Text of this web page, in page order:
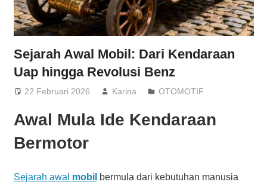
Sejarah Awal Mobil: Dari Kendaraan
Uap hingga Revolusi Benz
22 Februari 2026 Karina OTOMOTIF
Awal Mula Ide Kendaraan
Bermotor
Sejarah awal mobil bermula dari kebutuhan manusia